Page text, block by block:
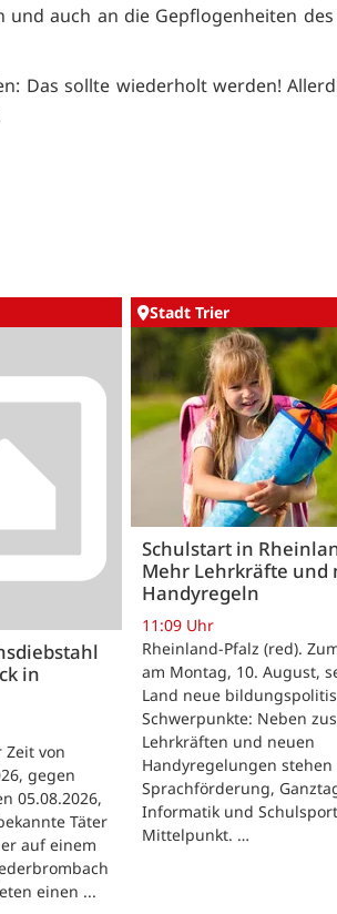
und auch an die Gepflogenheiten
Das sollte wiederholt werden!
in
Zeit von
gegen
05.08.2026,
Täter
auf einem
einen ...
Stadt Trier
Schulstart in
Mehr Lehrkräfte und
Handyregeln
11:09 Uhr
Rheinland-Pfalz (red).
am Montag, 10. August,
Land neue
Schwerpunkte: Neben
Lehrkräften und neuen
Handyregelungen stehen
Sprachförderung,
Informatik und
Mittelpunkt. …